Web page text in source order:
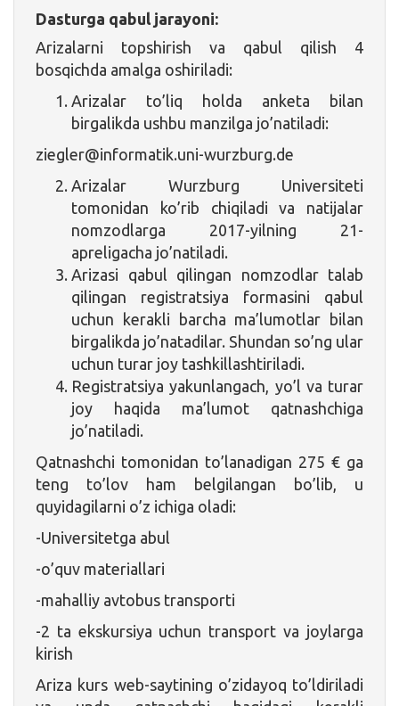
Dasturga qabul jarayoni:
Arizalarni topshirish va qabul qilish 4
bosqichda amalga oshiriladi:
Arizalar to’liq holda anketa bilan
birgalikda ushbu manzilga jo’natiladi:
ziegler@informatik.uni-wurzburg.de
Arizalar Wurzburg Universiteti
tomonidan ko’rib chiqiladi va natijalar
nomzodlarga 2017-yilning 21-
apreligacha jo’natiladi.
Arizasi qabul qilingan nomzodlar talab
qilingan registratsiya formasini qabul
uchun kerakli barcha ma’lumotlar bilan
birgalikda jo’natadilar. Shundan so’ng ular
uchun turar joy tashkillashtiriladi.
Registratsiya yakunlangach, yo’l va turar
joy haqida ma’lumot qatnashchiga
jo’natiladi.
Qatnashchi tomonidan to’lanadigan 275 € ga
teng to’lov ham belgilangan bo’lib, u
quyidagilarni o’z ichiga oladi:
-Universitetga abul
-o’quv materiallari
-mahalliy avtobus transporti
-2 ta ekskursiya uchun transport va joylarga
kirish
Ariza kurs web-saytining o’zidayoq to’ldiriladi